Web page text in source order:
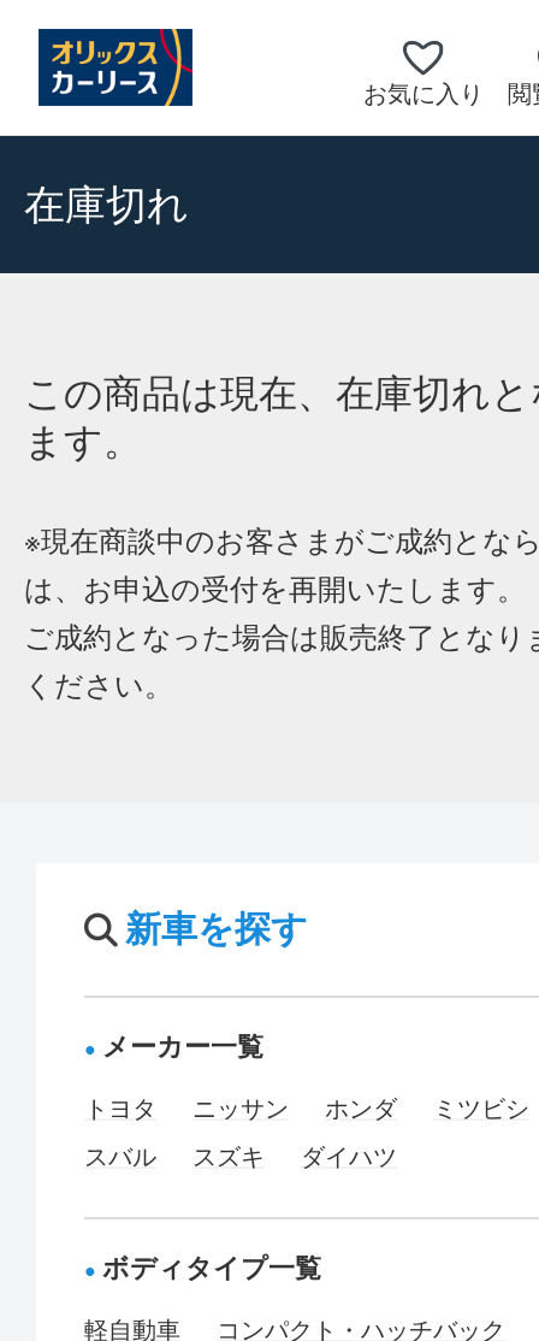
お気に入り 閲
在庫切れ
この商品は現在、在庫切れ
ます。
※現在商談中のお客さまがご成約とな
は、お申込の受付を再開いたします。
ご成約となった場合は販売終了となり
ください。
新車を探す
メーカー一覧
トヨタ ニッサン ホンダ
ミツビシ
スバル
スズキ ダイハツ
ボディタイプ一覧
軽自動車
コンパクト・ハッチバック